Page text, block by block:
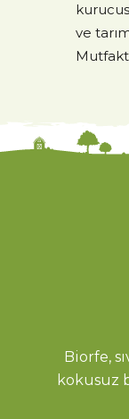
ve
Biorfe,
kokusuz